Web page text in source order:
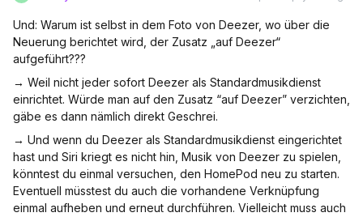
Und: Warum ist selbst in dem Foto von Deezer, wo über die
Neuerung berichtet wird, der Zusatz „auf Deezer“
aufgeführt???
→ Weil nicht jeder sofort Deezer als Standardmusikdienst
einrichtet. Würde man auf den Zusatz “auf Deezer” verzichten,
gäbe es dann nämlich direkt Geschrei.
→ Und wenn du Deezer als Standardmusikdienst eingerichtet
hast und Siri kriegt es nicht hin, Musik von Deezer zu spielen,
könntest du einmal versuchen, den HomePod neu zu starten.
Eventuell müsstest du auch die vorhandene Verknüpfung
einmal aufheben und erneut durchführen. Vielleicht muss auch